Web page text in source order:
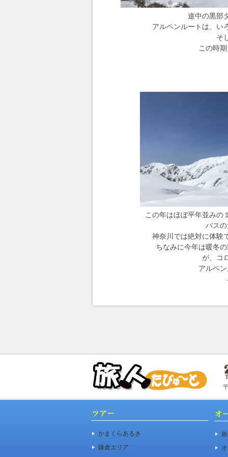
途中の黒部
アルペンルートは、い
そ
この時
この年はほぼ平年並みの
バス
神奈川では絶対に体験
ちなみに今年は暖冬
が、コ
アルペ
かまくらあるき
鎌倉エリア